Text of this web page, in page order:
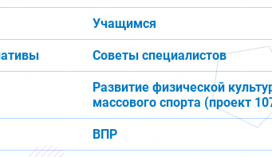
Учащимся
Советы специалистов
Развитие физической
массового спорта (проект
ВПР